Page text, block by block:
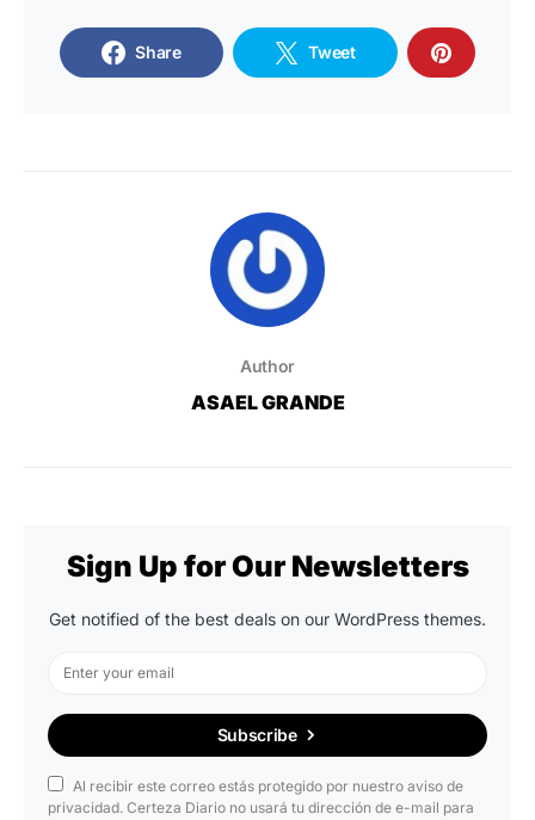
Share Tweet
Author
ASAEL GRANDE
Sign Up for Our Newsletters
Get notified of the best deals on our WordPress themes.
Subscribe
Al recibir este correo estás protegido por nuestro aviso de
privacidad. Certeza Diario no usará tu dirección de e-mail para